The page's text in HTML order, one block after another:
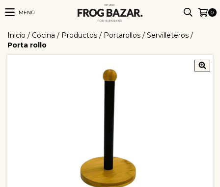
MENÚ 0
Inicio / Cocina / Productos / Portarollos / Servilleteros /
Porta rollo